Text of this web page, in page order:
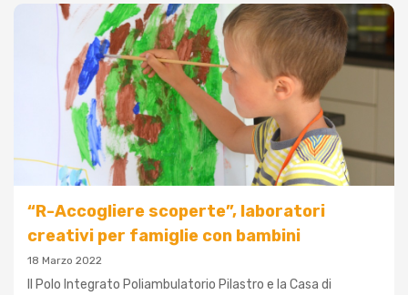
“R-Accogliere scoperte”, laboratori
creativi per famiglie con bambini
18 Marzo 2022
Il Polo Integrato Poliambulatorio Pilastro e la Casa di